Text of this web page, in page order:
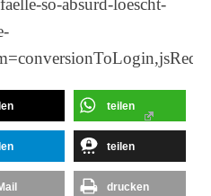
so-absurd-loescht-
teilen
teilen
drucken